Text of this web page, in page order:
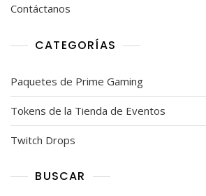
Contáctanos
CATEGORÍAS
Paquetes de Prime Gaming
Tokens de la Tienda de Eventos
Twitch Drops
BUSCAR